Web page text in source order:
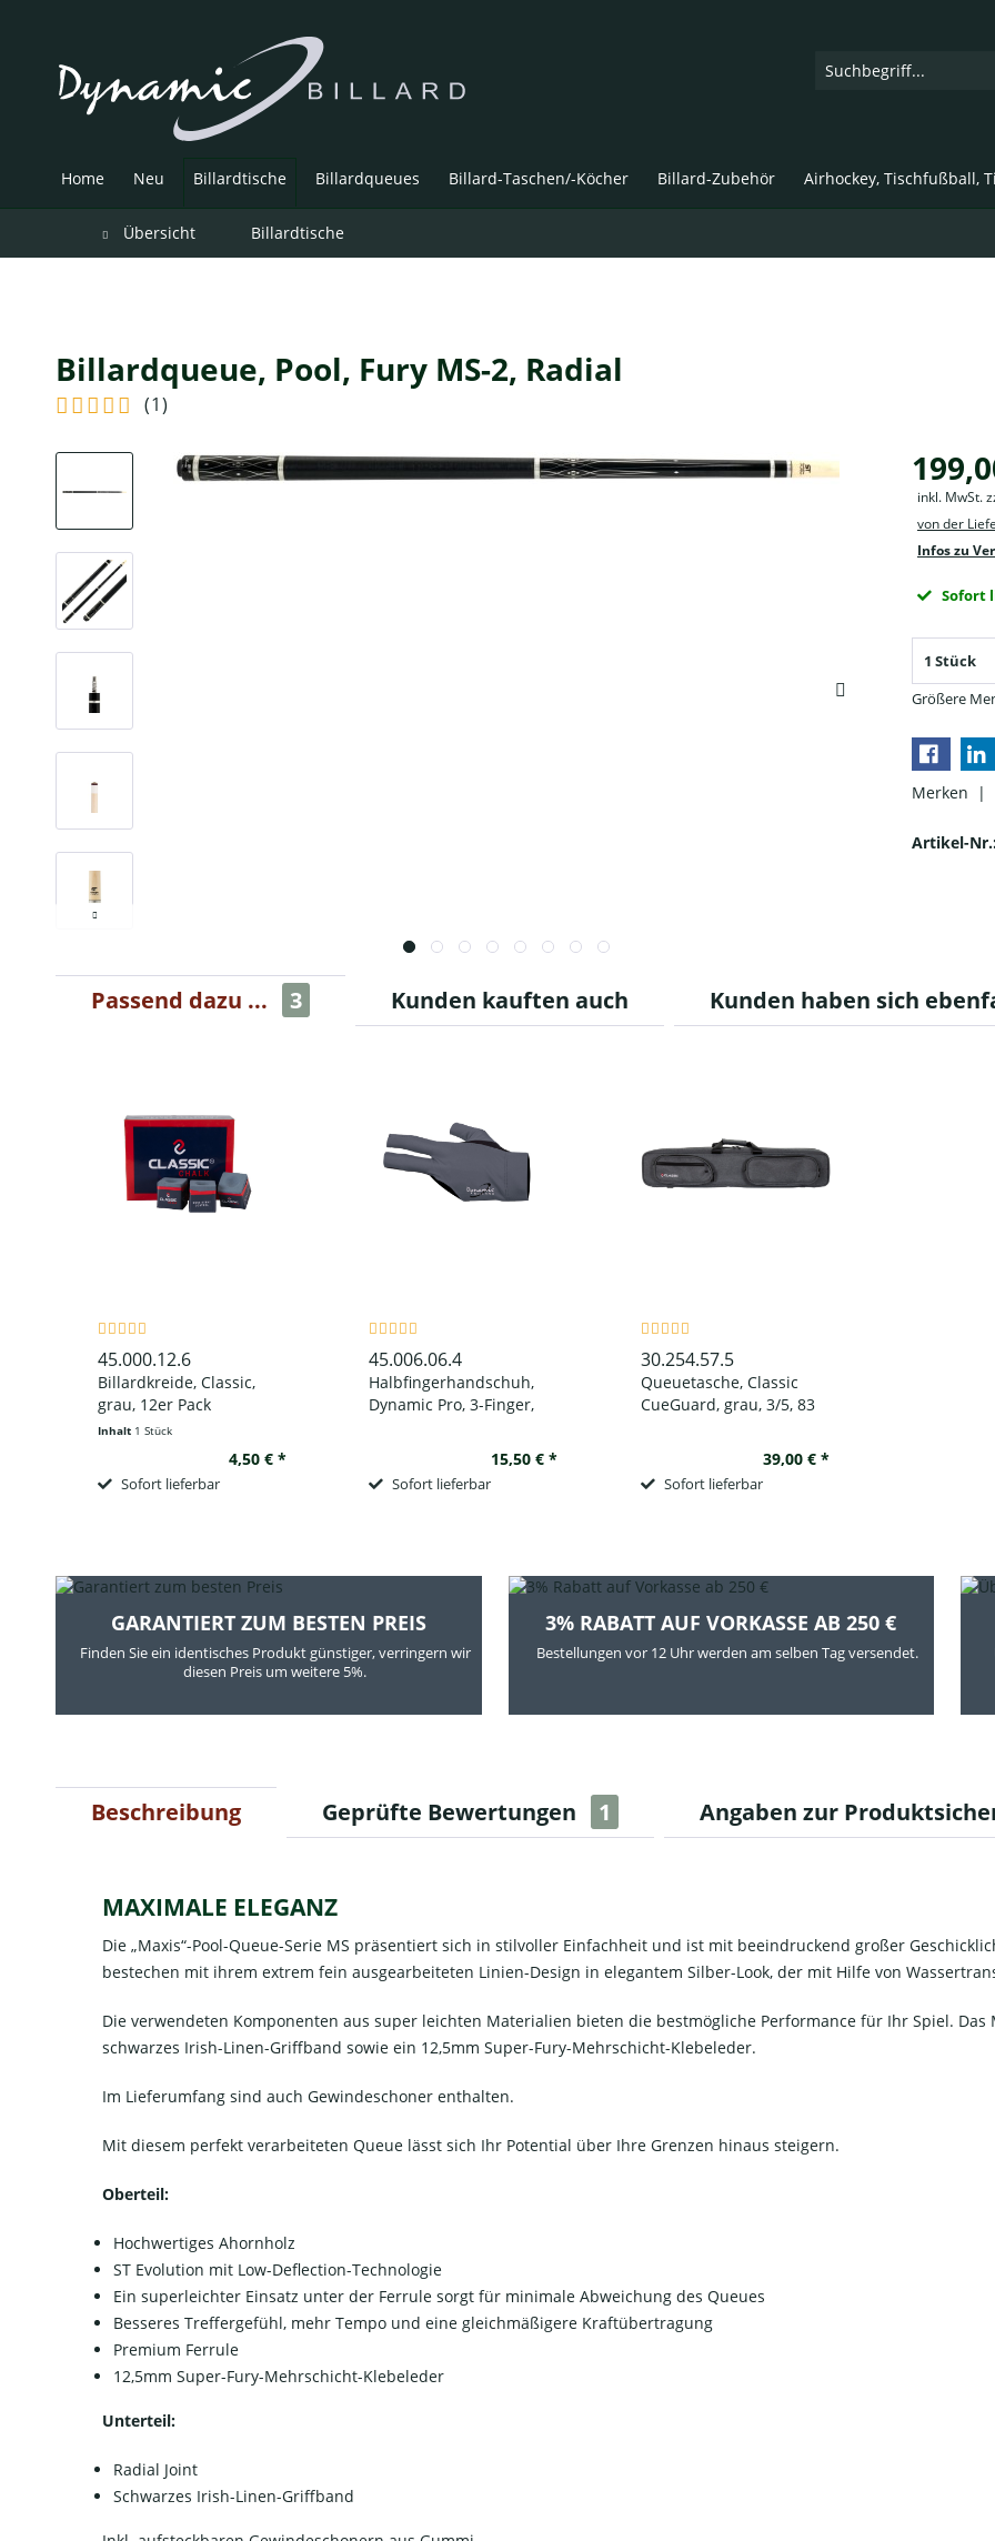
Home Neu Billardtische Billardqueues Billard-Taschen/-Köcher Billard-Zubehör Airhockey, Tischfußball,
Übersicht Billardtische
Billardqueue, Pool, Fury MS-2, Radial
(1)
inkl. MwSt.
von der
Infos zu
Sofort
Größere
Merken |
Artikel-
Passend dazu ... 3 Kunden kauften auch Kunden haben sich
45.000.12.6
Billardkreide, Classic,
grau, 12er Pack
Inhalt 1 Stück
4,50 € *
Sofort lieferbar
45.006.06.4
Halbfingerhandschuh,
Dynamic Pro, 3-Finger,
15,50 € *
Sofort lieferbar
30.254.57.5
Queuetasche, Classic
CueGuard, grau, 3/5, 83
39,00 € *
Sofort lieferbar
GARANTIERT ZUM BESTEN PREIS
Finden Sie ein identisches Produkt günstiger, verringern wir
diesen Preis um weitere 5%.
3% RABATT AUF VORKASSE AB 250 €
Bestellungen vor 12 Uhr werden am selben Tag versendet.
Beschreibung Geprüfte Bewertungen 1 Angaben zur
MAXIMALE ELEGANZ
Die „Maxis“-Pool-Queue-Serie MS präsentiert sich in stilvoller Einfachheit und ist mit beeindruckend großer
bestechen mit ihrem extrem fein ausgearbeiteten Linien-Design in elegantem Silber-Look, der mit Hilfe von
Die verwendeten Komponenten aus super leichten Materialien bieten die bestmögliche Performance für Ihr Spiel. Das
schwarzes Irish-Linen-Griffband sowie ein 12,5mm Super-Fury-Mehrschicht-Klebeleder.
Im Lieferumfang sind auch Gewindeschoner enthalten.
Mit diesem perfekt verarbeiteten Queue lässt sich Ihr Potential über Ihre Grenzen hinaus steigern.
Oberteil:
Hochwertiges Ahornholz
ST Evolution mit Low-Deflection-Technologie
Ein superleichter Einsatz unter der Ferrule sorgt für minimale Abweichung des Queues
Besseres Treffergefühl, mehr Tempo und eine gleichmäßigere Kraftübertragung
Premium Ferrule
12,5mm Super-Fury-Mehrschicht-Klebeleder
Unterteil:
Radial Joint
Schwarzes Irish-Linen-Griffband